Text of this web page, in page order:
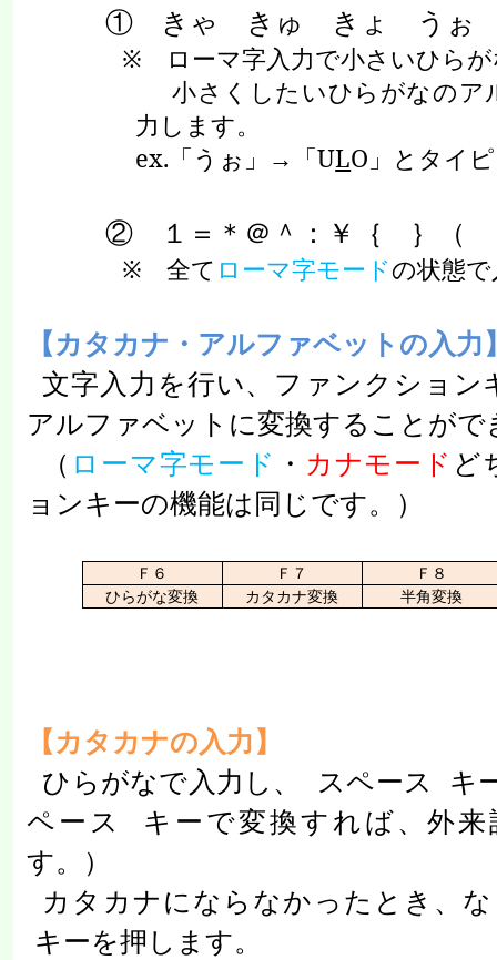
① きゃ きゅ きょ うぉ
※ ローマ字入力で小さいひらが
小さくしたいひらがなのア
力します。
ex. 「うぉ」→「ULO 」とタイ
② １＝＊＠＾：￥｛ ｝（
※ 全て ローマ字モードの状態
【カタカナ・アルファベットの入力
文字入力を行い、ファンクショ
アルファベットに変換することがで
（ ローマ字モード ・ カナモード ど
ョンキーの機能は同じです。）
Ｆ６ Ｆ７
Ｆ８
ひらがな変換
カタカナ変換 半角変換
【カタカナの入力】
ひらがなで入力し、
スペース
キ
ペース
キーで変換すれば、外
す。）
カタカナにならなかったとき、
キーを押します。